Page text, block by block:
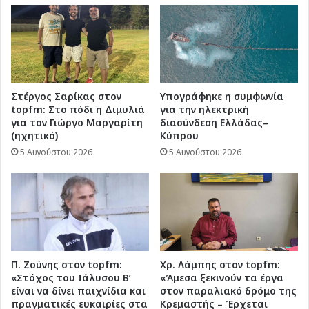
Στέργος Σαρίκας στον
topfm: Στο πόδι η Διμυλιά
για τον Γιώργο Μαργαρίτη
(ηχητικό)
5 Αυγούστου 2026
Υπογράφηκε η συμφωνία
για την ηλεκτρική
διασύνδεση Ελλάδας–
Κύπρου
5 Αυγούστου 2026
Π. Ζούνης στον topfm:
«Στόχος του Ιάλυσου Β’
είναι να δίνει παιχνίδια και
πραγματικές ευκαιρίες στα
Χρ. Λάμπης στον topfm:
«Άμεσα ξεκινούν τα έργα
στον παραλιακό δρόμο της
Κρεμαστής – Έρχεται